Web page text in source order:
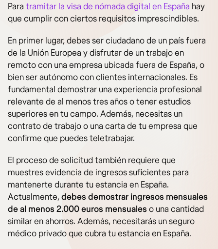
Para tramitar la visa de nómada digital en España hay
que cumplir con ciertos requisitos imprescindibles.
En primer lugar, debes ser ciudadano de un país fuera
de la Unión Europea y disfrutar de un trabajo en
remoto con una empresa ubicada fuera de España, o
bien ser autónomo con clientes internacionales. Es
fundamental demostrar una experiencia profesional
relevante de al menos tres años o tener estudios
superiores en tu campo. Además, necesitas un
contrato de trabajo o una carta de tu empresa que
confirme que puedes teletrabajar.
El proceso de solicitud también requiere que
muestres evidencia de ingresos suficientes para
mantenerte durante tu estancia en España.
Actualmente,debes demostrar ingresos mensuales
de al menos 2.000 euros mensualeso una cantidad
similar en ahorros. Además, necesitarás un seguro
médico privado que cubra tu estancia en España.